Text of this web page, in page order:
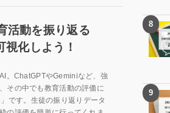
活動を振り返る
化しよう！
。ChatGPTやGeminiなど、強
その中でも教育活動の評価に
です。生徒の振り返りデータ